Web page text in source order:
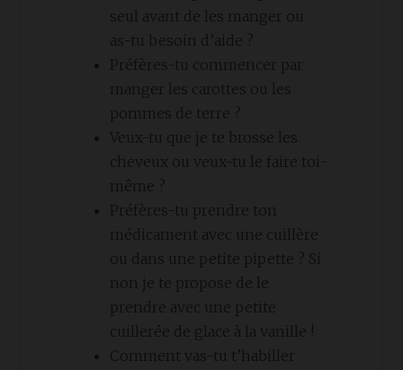
seul avant de les manger ou
as-tu besoin d’aide ?
Préfères-tu commencer par
manger les carottes ou les
pommes de terre ?
Veux-tu que je te brosse les
cheveux ou veux-tu le faire toi-
même ?
Préfères-tu prendre ton
médicament avec une cuillère
ou dans une petite pipette ? Si
non je te propose de le
prendre avec une petite
cuillerée de glace à la vanille !
Comment vas-tu t’habiller